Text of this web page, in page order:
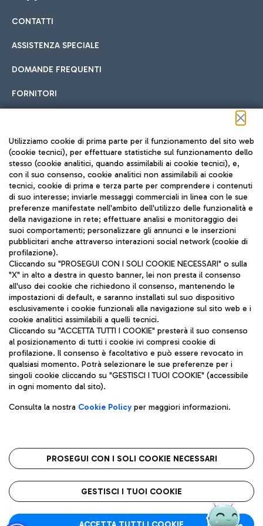
Cucina Internazionale
Fast Food
Pizza
Gelateria
Wine Bar & Sparkling
Hotel in aeroporto
Scegli l'alloggio più adatto e approfitta della vicinanza
all'aeroporto.
Car sharing
Con il Car Sharing è ancora più facile spostarsi
Treno
Raggiungi velocemente l'aeroporto di Fiumicino da Roma
tramite i servizi ferroviari Trenitalia.
Autobus
Scopri le linee di autobus per raggiungere l'aeroporto
Leonardo Da Vinci.
Raggiungi l’aeroporto senza pensieri con il servizio di taxi a
Ristoranti
Scopri la nostra offerta per una pausa gustosa in aeroporto
Mappa Aeroporto Fiumicino
CONTATTI
ASSISTENZA SPECIALE
DOMANDE FREQUENTI
FORNITORI
Seguici sui social
TRAVEL JOURNAL
ITA
Aeroporti di Roma S.p.A. - Società soggetta a direzione e
coordinamento di Mundys S.p.A.
Codice fiscale e Registro delle Imprese di Roma 13032990155 P.
IVA 06572251004
Capitale sociale 62.224.743,00 int. vers.
Sede legale: Via Pier Paolo Racchetti 1 - 00054 Fiumicino (RM)
telefono +39 06 65951
Privacy policy
Note legali
Roma FCO
L'aeroporto stellato
Utilizziamo cookie di prima parte per il funzionamento del sito web
(cookie tecnici), per effettuare statistiche sul funzionamento dello
stesso (cookie analitici, quando assimilabili ai cookie tecnici), e,
con il suo consenso, cookie analitici non assimilabili ai cookie
tecnici, cookie di prima e terza parte per comprendere i contenuti
di suo interesse; inviarle messaggi commerciali in linea con le sue
preferenze manifestate nell'ambito dell'utilizzo delle funzionalità e
della navigazione in rete; effettuare analisi e monitoraggio dei
suoi comportamenti; personalizzare gli annunci e le inserzioni
pubblicitari anche attraverso interazioni social network (cookie di
profilazione).
Cliccando su "PROSEGUI CON I SOLI COOKIE NECESSARI" o sulla
"X" in alto a destra in questo banner, lei non presta il consenso
all'uso dei cookie che richiedono il consenso, mantenendo le
impostazioni di default, e saranno installati sul suo dispositivo
esclusivamente i cookie funzionali alla navigazione sul sito web e i
cookie analitici assimilabili a quelli tecnici.
Cliccando su "ACCETTA TUTTI I COOKIE" presterà il suo consenso
al posizionamento di tutti i cookie ivi compresi cookie di
profilazione. Il consenso è facoltativo e può essere revocato in
qualsiasi momento. Potrà selezionare le sue preferenze per i
singoli cookie cliccando su "GESTISCI I TUOI COOKIE" (accessibile
in ogni momento dal sito).
Consulta la nostra Cookie Policyper maggiori informazioni.
PROSEGUI CON I SOLI COOKIE NECESSARI
GESTISCI I TUOI COOKIE